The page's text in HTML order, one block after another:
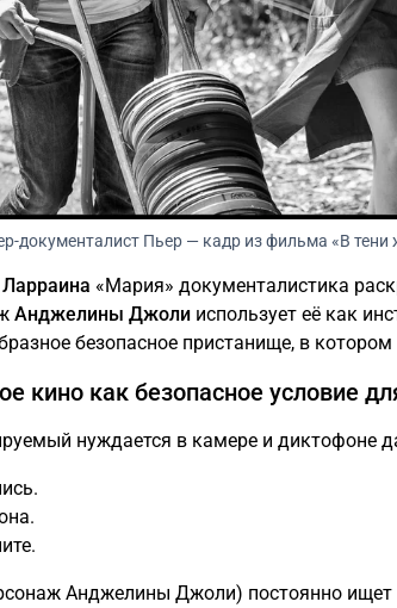
документалист Пьер — кадр из фильма «В
«Мария» документалистика
Анджелины Джоли использует её как
безопасное пристанище, в
кино как безопасное условие
нуждается в камере и диктофоне
Анджелины Джоли) постоянно